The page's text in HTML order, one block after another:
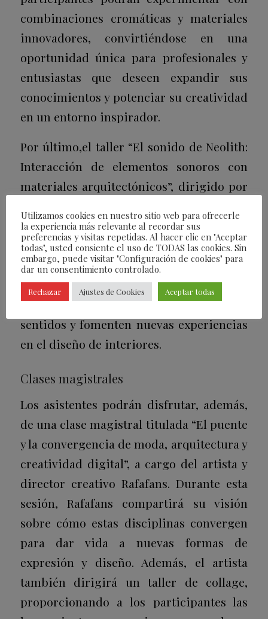
combinaciones cromáticas y materiales
innovadores, convirtiéndose en una
oportunidad única para profesionales y
entusiastas que deseen expandir sus
conocimientos y potenciar su creatividad
en un entorno inspirador.
Por último,el taller “El sonido de Neolith:
Interacción de elementos sonoros con
materiales arquitectónicos”, dirigido por
de Amina en España, se centrará en el
análisis de cómo los sonidos interactúan
con los materiales arquitectónicos, un
aspecto clave para la creación de espacios
multisensoriales que estimulen los
sentidos y fomenten nuevas experiencias
en el diseño de interiores.
Clases magistrales
Los asistentes podrán disfrutar, además,
de una clase magistral titulada “El puente
y la convergencia de moda, arquitectura y
creatividad digital”, a cargo del artista y
director creativo Rafafans. Durante esta
sesión, Rafafans compartirá su visión
sobre cómo estas disciplinas convergen
para dar vida a nuevas formas de
expresión y diseño. Además, el artista
también dirigirá un taller de collage,
proporcionando a los participantes las
Utilizamos cookies en nuestro sitio web para ofrecerle
la experiencia más relevante al recordar sus
preferencias y visitas repetidas. Al hacer clic en "Aceptar
todas", usted consiente el uso de TODAS las cookies. Sin
embargo, puede visitar "Configuración de cookies" para
dar un consentimiento controlado.
Rechazar Ajustes de Cookies Aceptar todas